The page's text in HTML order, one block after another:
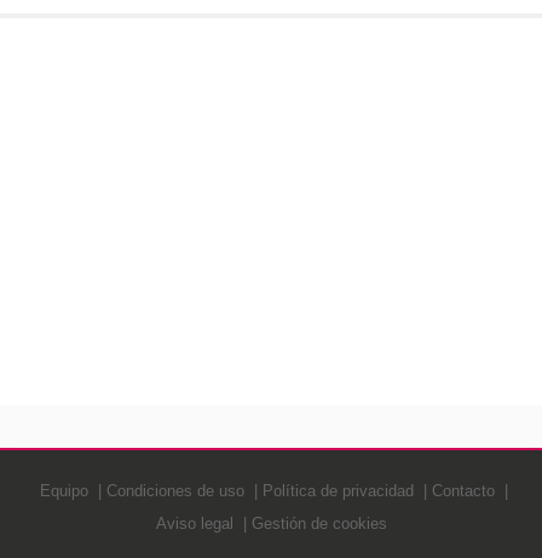
Equipo Condiciones de uso Política de privacidad
Contacto
Aviso legal
Gestión de cookies